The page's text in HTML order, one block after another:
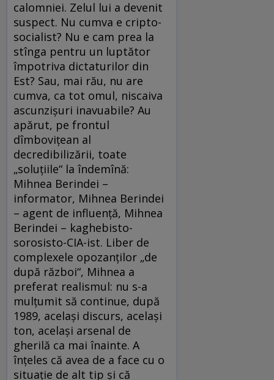
calomniei. Zelul lui a devenit
suspect. Nu cumva e cripto-
socialist? Nu e cam prea la
stînga pentru un luptător
împotriva dictaturilor din
Est? Sau, mai rău, nu are
cumva, ca tot omul, niscaiva
ascunzișuri inavuabile? Au
apărut, pe frontul
dîmbovițean al
decredibilizării, toate
„soluțiile“ la îndemînă:
Mihnea Berindei –
informator, Mihnea Berindei
– agent de influență, Mihnea
Berindei – kaghebisto-
sorosisto-CIA-ist. Liber de
complexele opozanților „de
după război“, Mihnea a
preferat realismul: nu s-a
mulțumit să continue, după
1989, același discurs, același
ton, același arsenal de
gherilă ca mai înainte. A
înțeles că avea de a face cu o
situație de alt tip și că